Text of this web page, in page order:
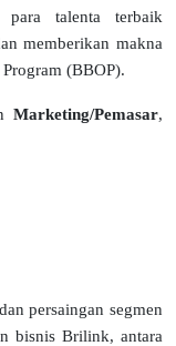
talenta terbaik
memberikan makna
(BBOP).
Marketing/Pemasar,
persaingan segmen
bisnis Brilink, antara